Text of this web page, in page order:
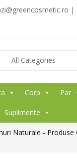
Corp Par
Suplimente
Naturale - Produse